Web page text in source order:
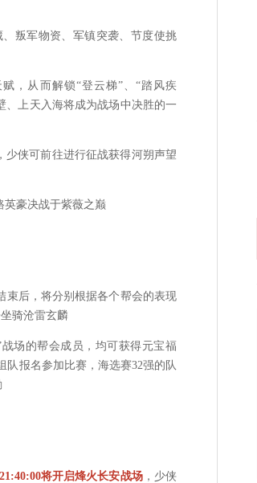
、叛军物资、军镇突袭、节度使挑
，从而解锁“登云梯”、“踏风疾
、上天入海将成为战场中决胜的一
侠可前往进行征战获得河朔声望
豪决战于紫薇之巅
后，将分别根据各个帮会的表现
骑沧雷玄麟
场的帮会成员，均可获得元宝福
队报名参加比赛，海选赛32强的队
将开启烽火长安战场，少侠